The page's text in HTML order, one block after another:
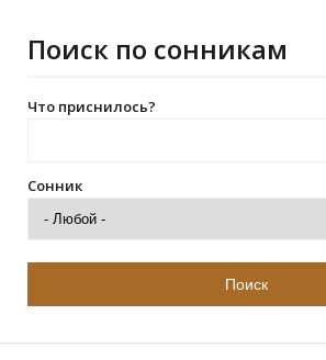
Поиск по сонникам
Что приснилось?
Сонник